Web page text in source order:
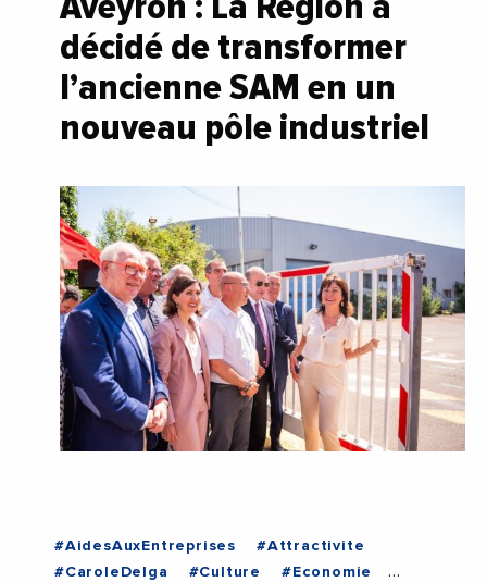
décidé de transformer
l’ancienne SAM en un
nouveau pôle industriel
#AidesAuxEntreprises
#Attractivite
#CaroleDelga
#Culture
#Economie